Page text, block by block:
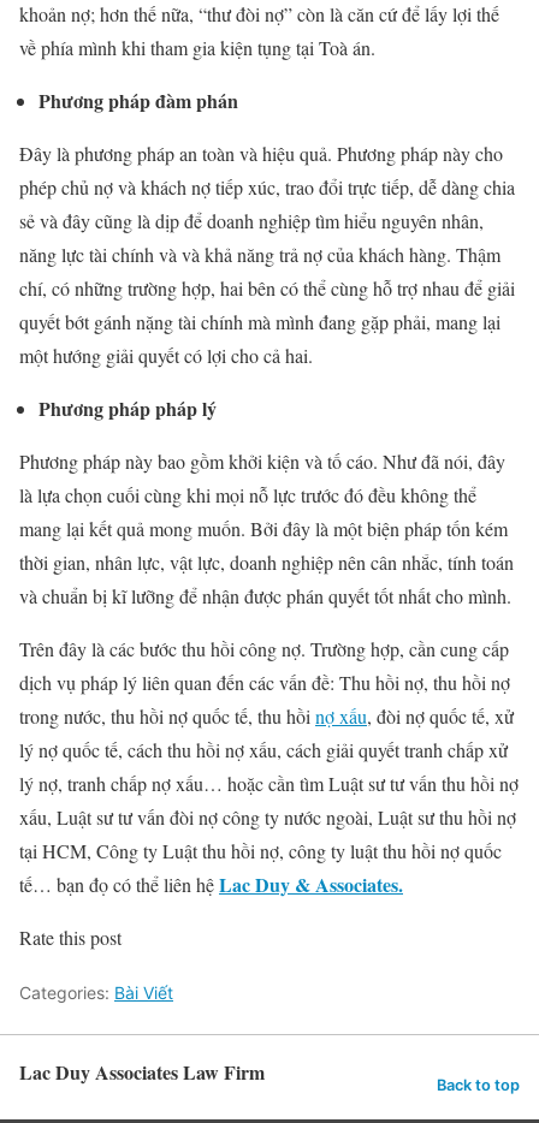
khoản nợ; hơn thế nữa, “thư đòi nợ” còn là căn cứ để lấy lợi thế
về phía mình khi tham gia kiện tụng tại Toà án.
Phương pháp đàm phán
Đây là phương pháp an toàn và hiệu quả. Phương pháp này cho
phép chủ nợ và khách nợ tiếp xúc, trao đổi trực tiếp, dễ dàng chia
sẻ và đây cũng là dịp để doanh nghiệp tìm hiểu nguyên nhân,
năng lực tài chính và và khả năng trả nợ của khách hàng. Thậm
chí, có những trường hợp, hai bên có thể cùng hỗ trợ nhau để giải
quyết bớt gánh nặng tài chính mà mình đang gặp phải, mang lại
một hướng giải quyết có lợi cho cả hai.
Phương pháp pháp lý
Phương pháp này bao gồm khởi kiện và tố cáo. Như đã nói, đây
là lựa chọn cuối cùng khi mọi nỗ lực trước đó đều không thể
mang lại kết quả mong muốn. Bởi đây là một biện pháp tốn kém
thời gian, nhân lực, vật lực, doanh nghiệp nên cân nhắc, tính toán
và chuẩn bị kĩ lưỡng để nhận được phán quyết tốt nhất cho mình.
Trên đây là các bước thu hồi công nợ. Trường hợp, cần cung cấp
dịch vụ pháp lý liên quan đến các vấn đề: Thu hồi nợ, thu hồi nợ
trong nước, thu hồi nợ quốc tế, thu hồi nợ xấu, đòi nợ quốc tế, xử
lý nợ quốc tế, cách thu hồi nợ xấu, cách giải quyết tranh chấp xử
lý nợ, tranh chấp nợ xấu… hoặc cần tìm Luật sư tư vấn thu hồi nợ
xấu, Luật sư tư vấn đòi nợ công ty nước ngoài, Luật sư thu hồi nợ
tại HCM, Công ty Luật thu hồi nợ, công ty luật thu hồi nợ quốc
tế… bạn đọ có thể liên hệLac Duy & Associates.
Rate this post
Categories: Bài Viết
Lac Duy Associates Law Firm Back to top